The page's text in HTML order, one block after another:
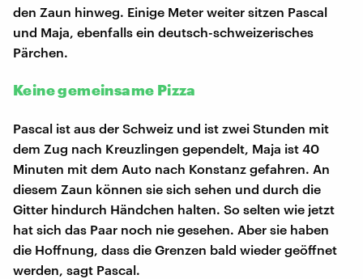
den Zaun hinweg. Einige Meter weiter sitzen Pascal
und Maja, ebenfalls ein deutsch-schweizerisches
Pärchen.
Keine gemeinsame Pizza
Pascal ist aus der Schweiz und ist zwei Stunden mit
dem Zug nach Kreuzlingen gependelt, Maja ist 40
Minuten mit dem Auto nach Konstanz gefahren. An
diesem Zaun können sie sich sehen und durch die
Gitter hindurch Händchen halten. So selten wie jetzt
hat sich das Paar noch nie gesehen. Aber sie haben
die Hoffnung, dass die Grenzen bald wieder geöffnet
werden, sagt Pascal.